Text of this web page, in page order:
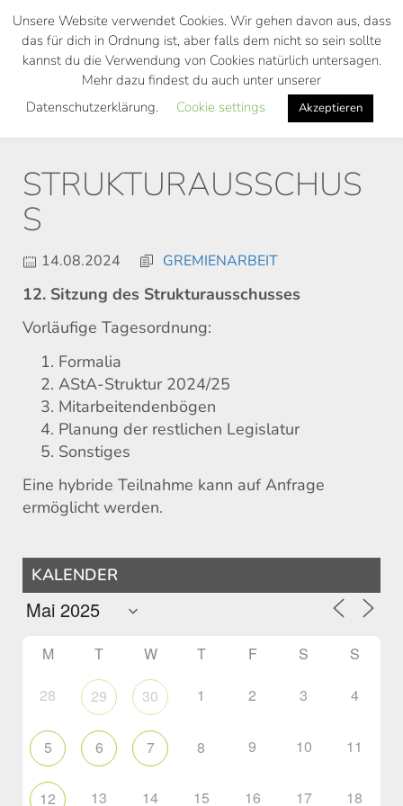
Skip
main
STRUKTURAUSSCHUS
S
14.08.2024 GREMIENARBEIT
12. Sitzung des Strukturausschusses
Vorläufige Tagesordnung:
Formalia
AStA-Struktur 2024/25
Mitarbeitendenbögen
Planung der restlichen Legislatur
Sonstiges
Eine hybride Teilnahme kann auf Anfrage
ermöglicht werden.
KALENDER
M T W T F S S
28 29 30 1 2 3 4
5 6 7 8 9 10 11
12 13 14 15 16 17 18
Unsere Website verwendet Cookies. Wir gehen davon aus, dass
das für dich in Ordnung ist, aber falls dem nicht so sein sollte
kannst du die Verwendung von Cookies natürlich untersagen.
Mehr dazu findest du auch unter unserer
Datenschutzerklärung.
Cookie settings Akzeptieren